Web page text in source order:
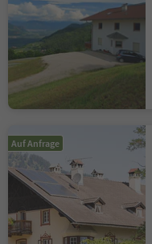
Auf Anfrage